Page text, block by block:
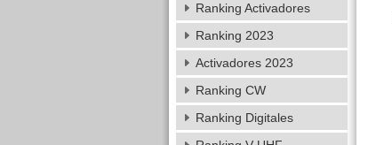
Ranking Activadores
Ranking 2023
Activadores 2023
Ranking CW
Ranking Digitales